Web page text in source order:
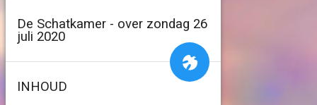
De Schatkamer - over zondag 26
juli 2020
INHOUD